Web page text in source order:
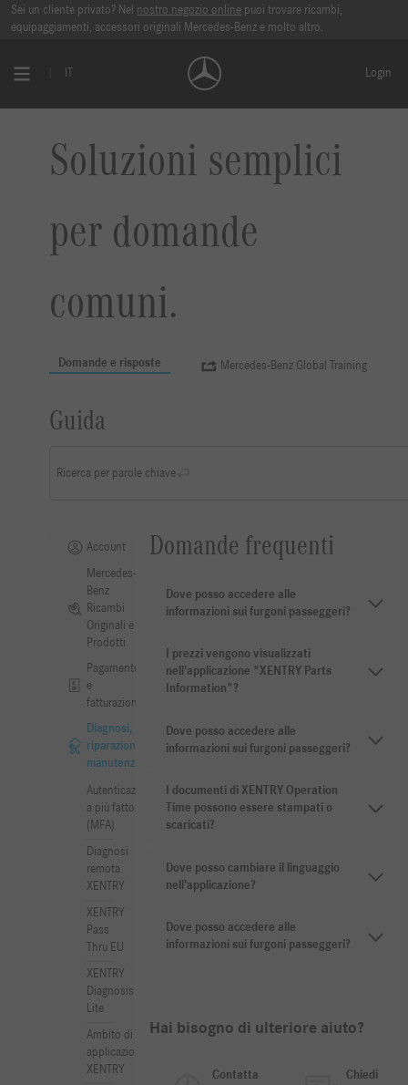
Sei un cliente privato? Nel nostro negozio online puoi trovare ricambi,
equipaggiamenti, accessori originali Mercedes-Benz e molto altro.
Login
Soluzioni semplici
per domande
comuni.
Domande e risposte Mercedes-Benz Global Training
Guida
Ricerca per parole chiave
Account
Mercedes-
Benz
Ricambi
Originali e
Prodotti
Pagamento
e
fatturazione
Diagnosi,
riparazione e
manutenzione
Autenticazione
a più fattori
(MFA)
Diagnosi
remota
XENTRY
XENTRY
Pass
Thru EU
XENTRY
Diagnosis
Lite
Ambito di
applicazione
XENTRY
Domande frequenti
Dove posso accedere alle
informazioni sui furgoni passeggeri?
I prezzi vengono visualizzati
nell'applicazione "XENTRY Parts
Information"?
Dove posso accedere alle
informazioni sui furgoni passeggeri?
I documenti di XENTRY Operation
Time possono essere stampati o
scaricati?
Dove posso cambiare il linguaggio
nell'applicazione?
Dove posso accedere alle
informazioni sui furgoni passeggeri?
Hai bisogno di ulteriore aiuto?
Contatta
Chiedi